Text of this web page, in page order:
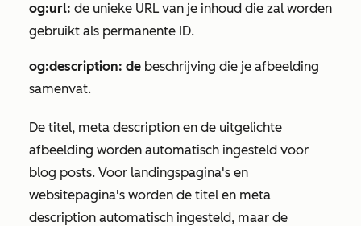
og:url: de unieke URL van je inhoud die zal worden
gebruikt als permanente ID.
og:description: de beschrijving die je afbeelding
samenvat.
De titel, meta description en de uitgelichte
afbeelding worden automatisch ingesteld voor
blog posts. Voor landingspagina's en
websitepagina's worden de titel en meta
description automatisch ingesteld, maar de